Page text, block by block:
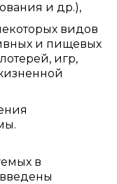
и др.),
видов
и пищевых
игр,
в